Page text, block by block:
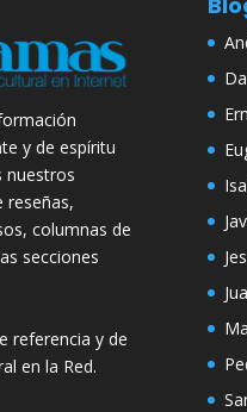
y de espíritu
nuestros
reseñas,
columnas de
secciones
referencia y de
en la Red.